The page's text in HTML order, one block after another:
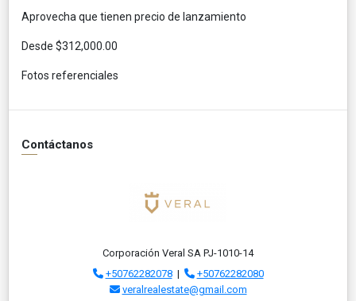
Aprovecha que tienen precio de lanzamiento
Desde $312,000.00
Fotos referenciales
Contáctanos
Corporación Veral SA PJ-1010-14
+50762282078|
+50762282080
veralrealestate@gmail.com